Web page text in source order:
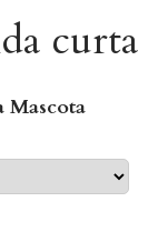
curta
Mascota